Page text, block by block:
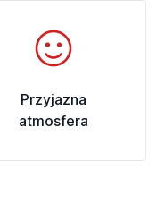
Przyjazna
atmosfera